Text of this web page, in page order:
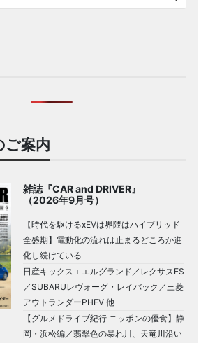
ご案内
雑誌『CAR and DRIVER』
（2026年9月号）
【時代を駆けるxEVは界隈はハイブリッド
全盛期】電動化の流れは止まるどころか進
化し続けている
日産キックス＋エルグランド／レクサスES
／SUBARUレヴォーグ・レイバック／三菱
アウトランダーPHEV 他
【グルメドライブ紀行 ニッポンの優食】静
岡・浜松編／翡翠色の暴れ川、天竜川沿い